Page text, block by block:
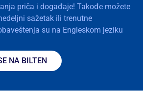
priča i događaje! Takođe možete
sažetak ili trenutne
su na Engleskom jeziku
NA BILTEN